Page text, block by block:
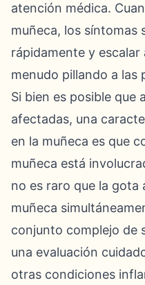
atención médica.
muñeca, los síntomas
rápidamente y escalar
menudo pillando a las
Si bien es posible que
afectadas, una
en la muñeca es que
muñeca está
no es raro que la gota
muñeca
conjunto complejo de
una evaluación
otras condiciones